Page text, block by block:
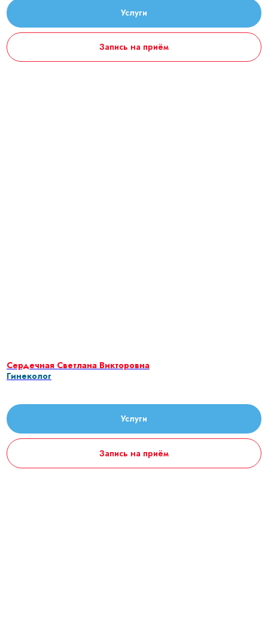
Услуги
Запись на приём
Сердечная Светлана Викторовна
Гинеколог
Услуги
Запись на приём